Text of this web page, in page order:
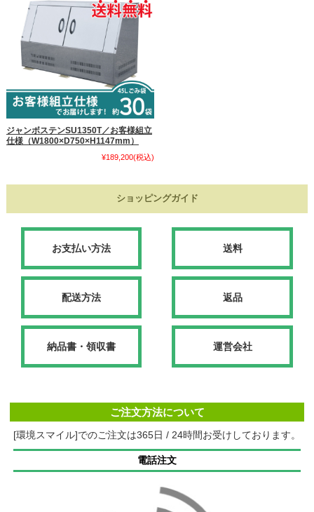
ジャンボステンSU1350T／お客様組立
仕様（W1800×D750×H1147mm）
¥189,200(税込)
ショッピングガイド
お支払い方法 送料
配送方法 返品
納品書・領収書 運営会社
ご注文方法について
[環境スマイル]でのご注文は365日 / 24時間お受けしております。
電話注文